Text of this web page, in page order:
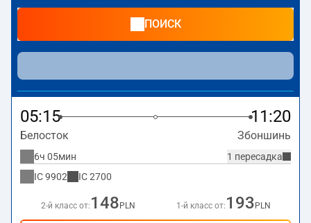
–Збоншиньтакже курсируют другие поезда:
предлагают более низкую цену билета и, как правило,
более долгое время в пути. Поезд заканчивает маршрут
на станции Збоншинь по адресу
Plac Dworcowy 4, 64-
ПОИСК
05:15 11:20
Белосток Збоншинь
1 пересадка
6ч 05мин
IC9902 IC2700
2-й класс от: 148 PLN 1-й класс от: 193 PLN